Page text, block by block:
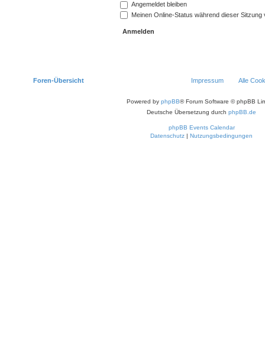
Angemeldet bleiben
Meinen Online-Status während dieser Sitzung
Foren-Übersicht Alle
Impressum
Powered by phpBB® Forum Software © phpBB
Deutsche Übersetzung durch phpBB.de
phpBB Events Calendar
Datenschutz | Nutzungsbedingungen